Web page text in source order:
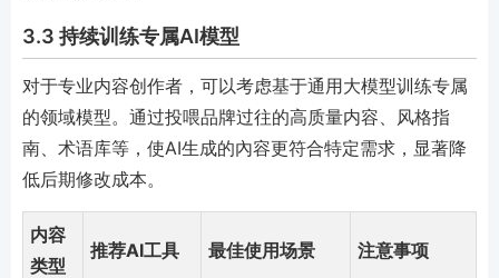
3.3 持续训练专属AI模型
对于专业内容创作者，可以考虑基于通用大模型训练专属
的领域模型。通过投喂品牌过往的高质量内容、风格指
南、术语库等，使AI生成的內容更符合特定需求，显著降
低后期修改成本。
内容
类型
推荐AI工具 最佳使用场景 注意事项